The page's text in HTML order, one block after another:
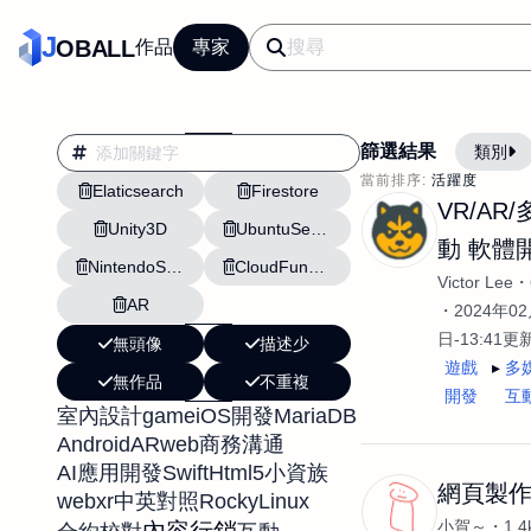
JOBALL作品 專家
Elaticsearch
Firestore
Unity3D
AR
無頭像
描述少
無作品
不重複
室內設計gameiOS開發MariaDB
AndroidARweb商務溝通
AI應用開發SwiftHtml5小資族
webxr中英對照RockyLinux
篩選結果 類別
當前排序: 活躍度
翻譯
影片剪輯
平面
設計插畫
網站設計與架設
文案撰寫翻譯虛擬
DM傳單海報平面設
VR/AR/
動 軟體
Victor Lee
2024年
日-13:41更
遊戲
開發
多
互
網頁製作
小賀～